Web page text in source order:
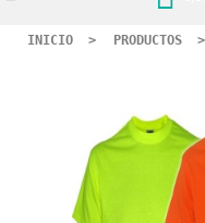
INICIO PRODUCTOS